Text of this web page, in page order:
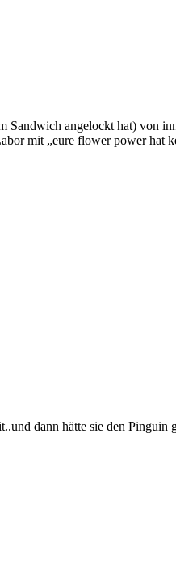
Sandwich angelockt hat) von
mit „eure flower power hat
dann hätte sie den Pinguin